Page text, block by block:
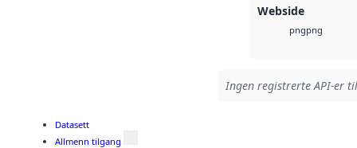
Webside
pngpng
Ingen registrerte API-er
Datasett
Allmenn tilgang